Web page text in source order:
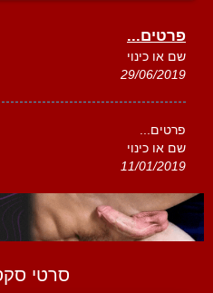
פרטים...
שם או כינוי
29/06/2019
פרטים...
שם או כינוי
11/01/2019
סרטי